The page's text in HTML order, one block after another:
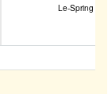
Le-Spring